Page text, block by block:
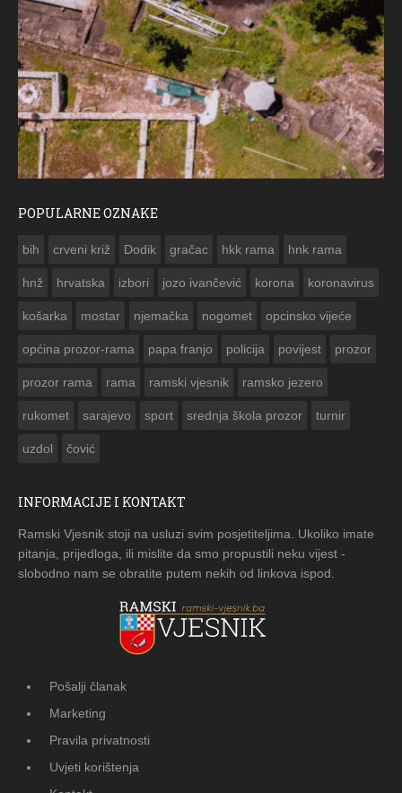
POPULARNE OZNAKE
bih crveni križ Dodik gračac hkk rama hnk rama
hnž hrvatska izbori jozo ivančević korona koronavirus
košarka mostar njemačka nogomet opcinsko vijeće
općina prozor-rama papa franjo policija povijest prozor
prozor rama rama ramski vjesnik ramsko jezero
rukomet sarajevo sport srednja škola prozor turnir
uzdol čović
INFORMACIJE I KONTAKT
Ramski Vjesnik stoji na usluzi svim posjetiteljima. Ukoliko imate
pitanja, prijedloga, ili mislite da smo propustili neku vijest -
slobodno nam se obratite putem nekih od linkova ispod.
Pošalji članak
Marketing
Pravila privatnosti
Uvjeti korištenja